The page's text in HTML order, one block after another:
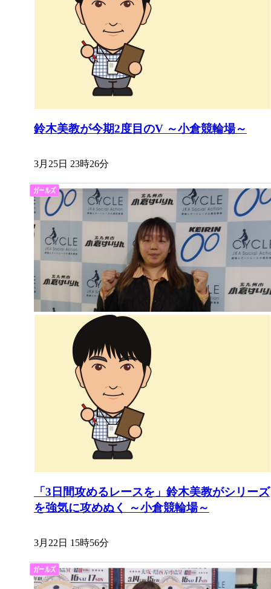
鈴木美教が今期2度目のV ～小倉競輪場～
3月25日 23時26分
「3日間攻めるレースを」鈴木美教がシリーズ
を強気に攻めぬく ～小倉競輪場～
3月22日 15時56分